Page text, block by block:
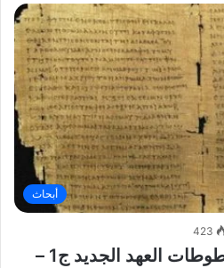
أبحاث
423
400 ألف خطأ في مخطوطات العهد الجديد ج1 –